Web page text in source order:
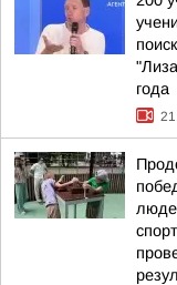
года